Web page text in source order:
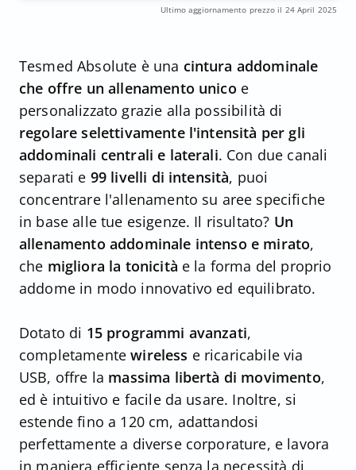
Ultimo aggiornamento prezzo il 24 April 2025
Tesmed Absolute è una cintura addominale
che offre un allenamento unico e
personalizzato grazie alla possibilità di
regolare selettivamente l'intensità per gli
addominali centrali e laterali. Con due canali
separati e 99 livelli di intensità, puoi
concentrare l'allenamento su aree specifiche
in base alle tue esigenze. Il risultato? Un
allenamento addominale intenso e mirato,
che migliora la tonicità e la forma del proprio
addome in modo innovativo ed equilibrato.
Dotato di 15 programmi avanzati,
completamentewireless e ricaricabile via
USB, offre la massima libertà di movimento,
ed è intuitivo e facile da usare. Inoltre, si
estende fino a 120 cm, adattandosi
perfettamente a diverse corporature, e lavora
in maniera efficiente senza la necessità di